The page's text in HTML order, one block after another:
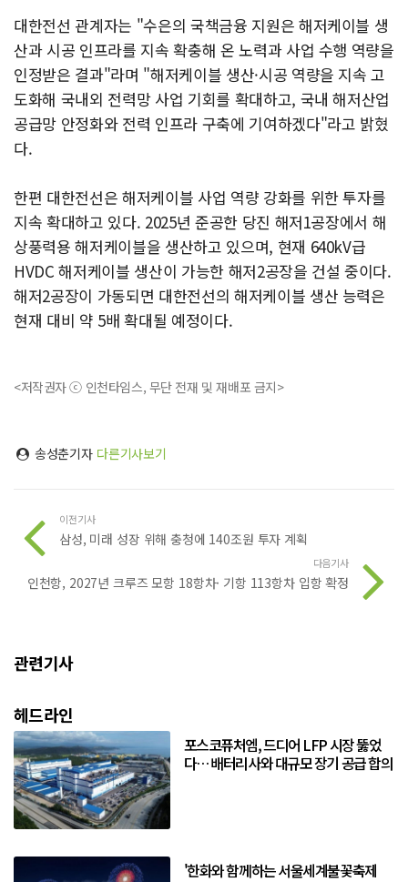
대한전선 관계자는 "수은의 국책금융 지원은 해저케이블 생
산과 시공 인프라를 지속 확충해 온 노력과 사업 수행 역량을
인정받은 결과"라며 "해저케이블 생산·시공 역량을 지속 고
도화해 국내외 전력망 사업 기회를 확대하고, 국내 해저산업
공급망 안정화와 전력 인프라 구축에 기여하겠다"라고 밝혔
다.
한편 대한전선은 해저케이블 사업 역량 강화를 위한 투자를
지속 확대하고 있다. 2025년 준공한 당진 해저1공장에서 해
상풍력용 해저케이블을 생산하고 있으며, 현재 640kV급
HVDC 해저케이블 생산이 가능한 해저2공장을 건설 중이다.
해저2공장이 가동되면 대한전선의 해저케이블 생산 능력은
현재 대비 약 5배 확대될 예정이다.
<저작권자 ⓒ 인천타임스, 무단 전재 및 재배포 금지>
송성춘기자 다른기사보기
이전기사
삼성, 미래 성장 위해 충청에 140조원 투자 계획
다음기사
인천항, 2027년 크루즈 모항 18항차· 기항 113항차 입항 확정
관련기사
헤드라인
포스코퓨처엠, 드디어 LFP 시장 뚫었
다… 배터리사와 대규모 장기 공급 합의
'한화와 함께하는 서울세계불꽃축제